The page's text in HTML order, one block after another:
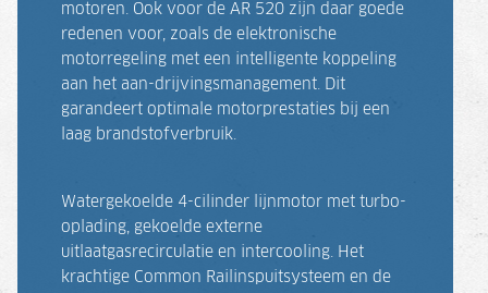
motoren. Ook voor de AR 520 zijn daar goede
redenen voor, zoals de elektronische
motorregeling met een intelligente koppeling
aan het aan-drijvingsmanagement. Dit
garandeert optimale motorprestaties bij een
laag brandstofverbruik.
Watergekoelde 4-cilinder lijnmotor met turbo-
oplading, gekoelde externe
uitlaatgasrecirculatie en intercooling. Het
krachtige Common Railinspuitsysteem en de